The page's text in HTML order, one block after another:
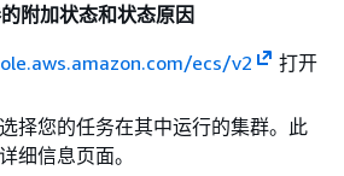
附加状态和状态原因
ecs/v2
打开
择您的任务在其中运行的集群。此
细信息页面。